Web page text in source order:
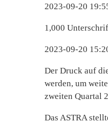
2023-09-20
1,000
2023-09-20
Der Druck auf
werden, um
zweiten Quartal
Das ASTRA